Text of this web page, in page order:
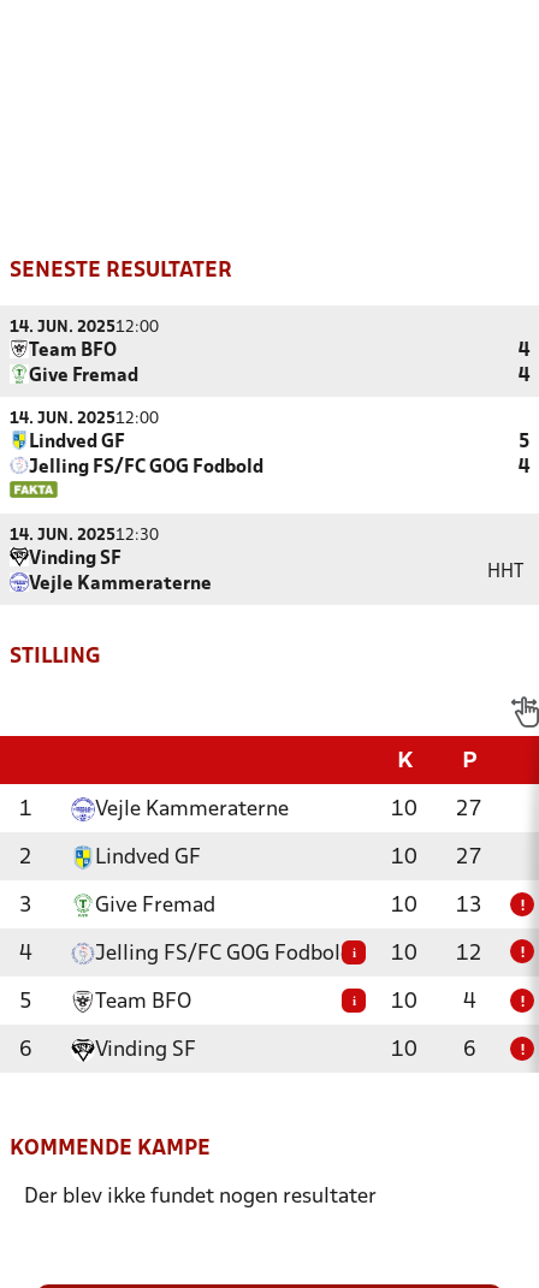
SENESTE RESULTATER
14. JUN. 202512:00
Team BFO
4
Give Fremad
4
14. JUN. 202512:00
Lindved GF
5
Jelling FS/FC GOG Fodbold
4
14. JUN. 202512:30
Vinding SF
Vejle Kammeraterne
HHT
STILLING
K P
1 Vejle Kammeraterne 10 27
2 Lindved GF 10 27
3 Give Fremad 10 13 !
4 Jelling FS/FC GOG Fodbold i 10 12 !
5 Team BFO i 10 4 !
6 Vinding SF 10 6 !
KOMMENDE KAMPE
Der blev ikke fundet nogen resultater